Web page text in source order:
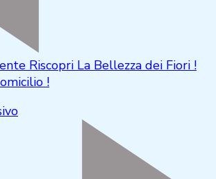
Riscopri La Bellezza dei Fiori !
!